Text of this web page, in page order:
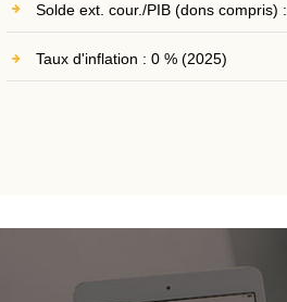
Solde ext. cour./PIB (dons compris) :
Taux d'inflation : 0 % (2025)